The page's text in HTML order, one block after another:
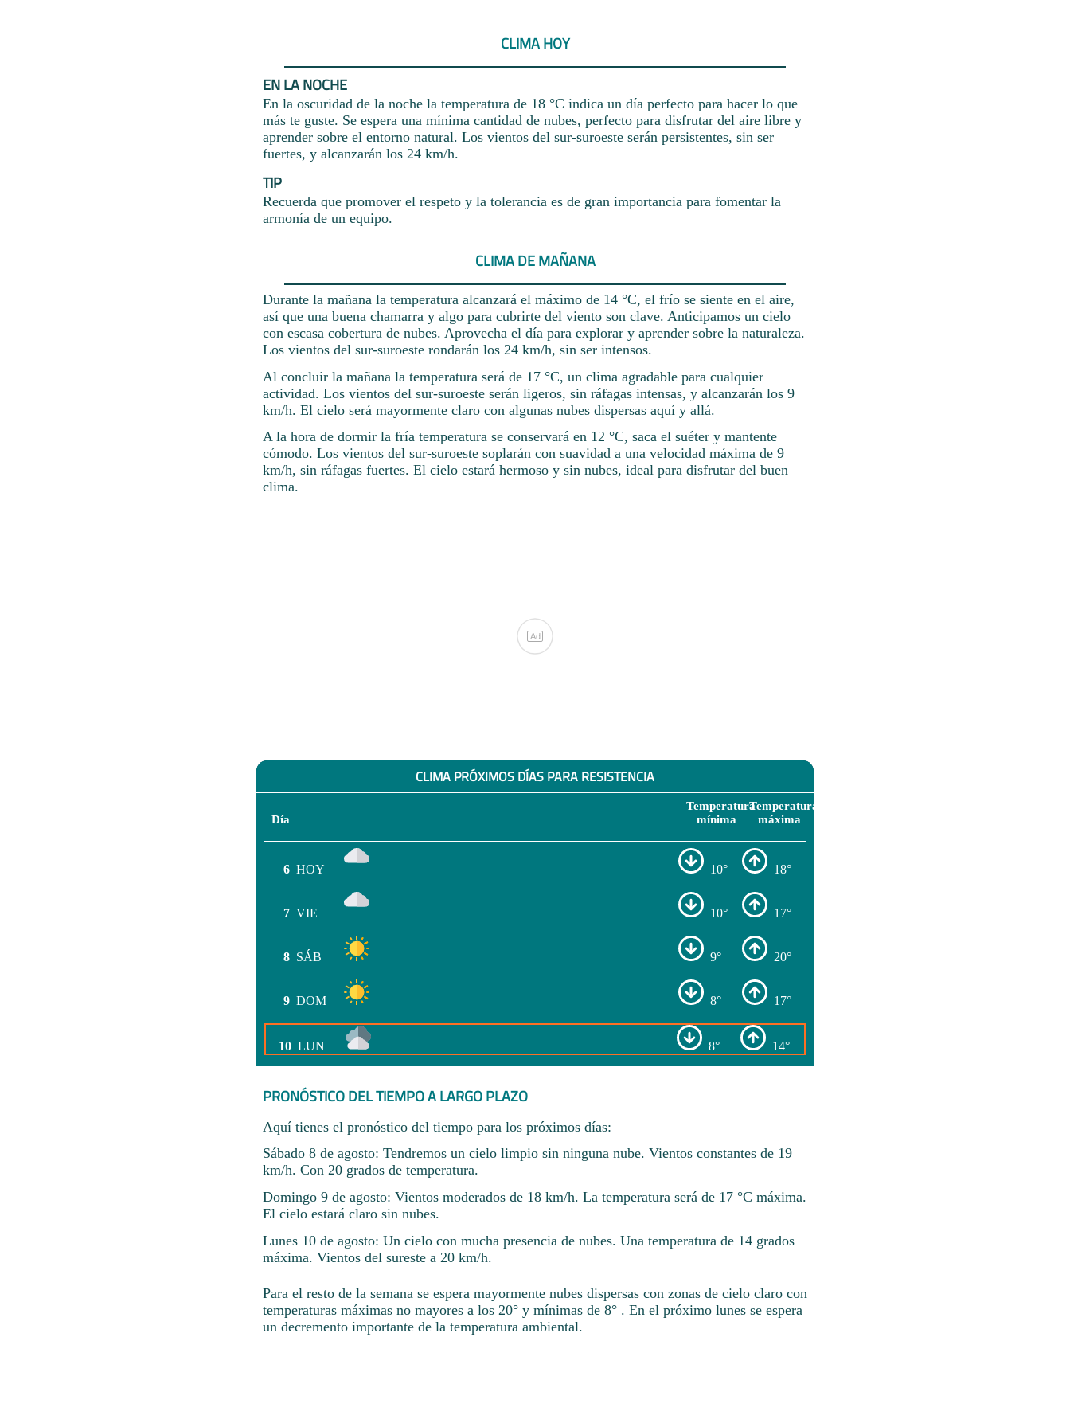
CLIMA HOY
EN LA NOCHE
En la oscuridad de la noche la temperatura de 18 °C indica un día perfecto para hacer lo que
más te guste. Se espera una mínima cantidad de nubes, perfecto para disfrutar del aire libre y
aprender sobre el entorno natural. Los vientos del sur-suroeste serán persistentes, sin ser
fuertes, y alcanzarán los 24 km/h.
TIP
Recuerda que promover el respeto y la tolerancia es de gran importancia para fomentar la
armonía de un equipo.
CLIMA DE MAÑANA
Durante la mañana la temperatura alcanzará el máximo de 14 °C, el frío se siente en el aire,
así que una buena chamarra y algo para cubrirte del viento son clave. Anticipamos un cielo
con escasa cobertura de nubes. Aprovecha el día para explorar y aprender sobre la naturaleza.
Los vientos del sur-suroeste rondarán los 24 km/h, sin ser intensos.
Al concluir la mañana la temperatura será de 17 °C, un clima agradable para cualquier
actividad. Los vientos del sur-suroeste serán ligeros, sin ráfagas intensas, y alcanzarán los 9
km/h. El cielo será mayormente claro con algunas nubes dispersas aquí y allá.
A la hora de dormir la fría temperatura se conservará en 12 °C, saca el suéter y mantente
cómodo. Los vientos del sur-suroeste soplarán con suavidad a una velocidad máxima de 9
km/h, sin ráfagas fuertes. El cielo estará hermoso y sin nubes, ideal para disfrutar del buen
clima.
Ad
CLIMA PRÓXIMOS DÍAS PARA RESISTENCIA
Día
Temperatura
mínima
Temperatura
máxima
6 HOY 10° 18°
7 VIE 10° 17°
8 SÁB 9° 20°
9 DOM 8° 17°
10 LUN 8° 14°
PRONÓSTICO DEL TIEMPO A LARGO PLAZO
Aquí tienes el pronóstico del tiempo para los próximos días:
Sábado 8 de agosto: Tendremos un cielo limpio sin ninguna nube. Vientos constantes de 19
km/h. Con 20 grados de temperatura.
Domingo 9 de agosto: Vientos moderados de 18 km/h. La temperatura será de 17 °C máxima.
El cielo estará claro sin nubes.
Lunes 10 de agosto: Un cielo con mucha presencia de nubes. Una temperatura de 14 grados
máxima. Vientos del sureste a 20 km/h.
Para el resto de la semana se espera mayormente nubes dispersas con zonas de cielo claro con
temperaturas máximas no mayores a los 20° y mínimas de 8° . En el próximo lunes se espera
un decremento importante de la temperatura ambiental.